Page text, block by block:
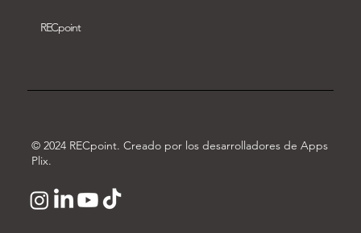
RECpoint
© 2024 RECpoint. Creado por los desarrolladores de Apps
Plix.